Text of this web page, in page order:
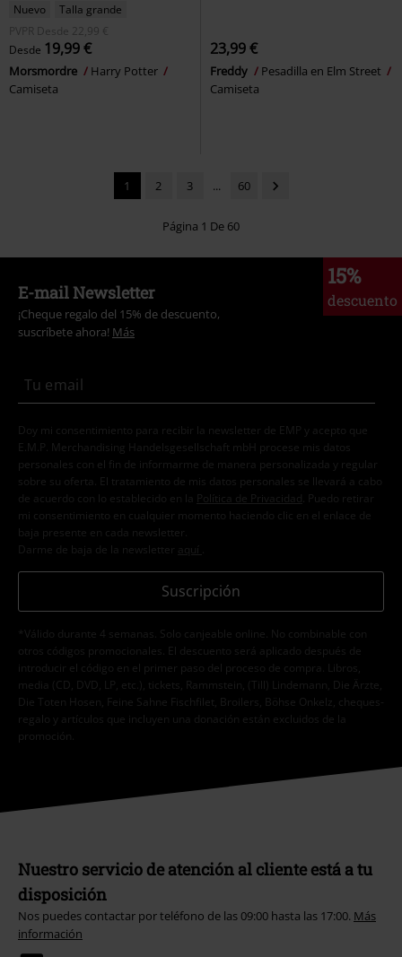
Nuevo
Talla grande
PVPR
Desde 22,99 €
Desde 19,99 €
Morsmordre
Harry Potter
Camiseta
23,99 €
Freddy
Pesadilla en Elm Street
Camiseta
1 2 3 ... 60
Página 1 De 60
15%
descuento
E-mail Newsletter
¡Cheque regalo del 15% de descuento,
suscríbete ahora! Más
Doy mi consentimiento para recibir la newsletter de EMP y acepto que
E.M.P. Merchandising Handelsgesellschaft mbH procese mis datos
personales con el fin de informarme de manera personalizada y regular
sobre su oferta. El tratamiento de mis datos personales se llevará a cabo
de acuerdo con lo establecido en la
Política de Privacidad . Puedo retirar
mi consentimiento en cualquier momento haciendo clic en el enlace de
baja presente en cada newsletter.
Darme de baja de la newsletter
aquí
Suscripción
*Válido durante 4 semanas. Solo canjeable online. No combinable con
otros códigos promocionales. El descuento será aplicado después de
introducir el código en el primer paso del proceso de compra. Libros,
media (CD, DVD, LP, etc.), tickets, Rammstein, (Till) Lindemann, Die Ärzte,
Die Toten Hosen, Feine Sahne Fischfilet, Broilers, Böhse Onkelz, cheques-
regalo y artículos que incluyen una donación están excluidos de la
promoción.
Nuestro servicio de atención al cliente está a tu
disposición
Nos puedes contactar por teléfono de las 09:00 hasta las 17:00. Más
información